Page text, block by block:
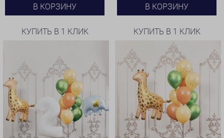
В КОРЗИНУ
КУПИТЬ В 1 КЛИК
В КОРЗИНУ
КУПИТЬ В 1 КЛИК